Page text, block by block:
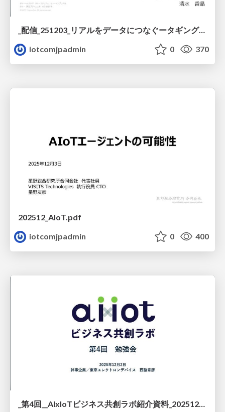
_配信_251203_リアルをデータにつなぐータギング技術が生み出すIoT_AI時代の新たな価値_AIxIoTビジネス共創ラボ_.pdf
iotcomjpadmin
0 370
202512_AIoT.pdf
iotcomjpadmin
0 400
_第4回__AIxIoTビジネス共創ラボ紹介資料_20251203.pdf